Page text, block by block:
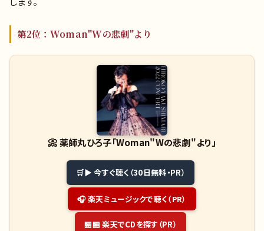
第2位：Woman"Wの悲劇"より
📀薬師丸ひろ子「Woman"Wの悲劇"より」
▶ 今すぐ聴く（30日無料・PR）
🎧 楽天ミュージックで聴く（PR）
🏪 楽天でCDを探す（PR）